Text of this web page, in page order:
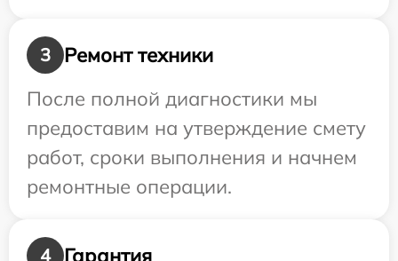
3
Ремонт техники
После полной диагностики мы
предоставим на утверждение смету
работ, сроки выполнения и начнем
ремонтные операции.
4 Гарантия